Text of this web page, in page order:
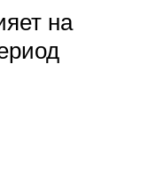
на